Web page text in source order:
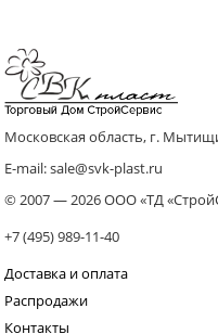
Московская область, г.
E-mail: sale@svk-plast.ru
© 2007 — 2026 ООО «ТД
+7 (495) 989-11-40
Доставка и оплата
Распродажи
Контакты